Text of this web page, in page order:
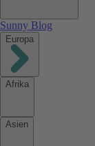
Sunny Blog
Europa
Afrika
Asien